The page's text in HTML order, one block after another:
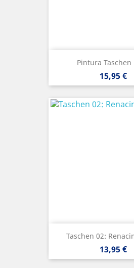
Pintura Taschen
Precio
15,95 €
Taschen 02:
Precio
13,95 €